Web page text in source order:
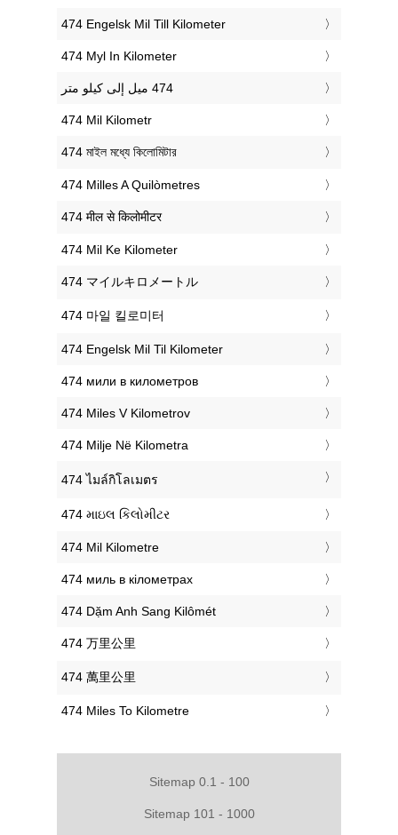
‎474 Engelsk Mil Till Kilometer
‎474 Myl In Kilometer
‎474 Mil Kilometr
‎474 মাইল মধ্যে কিলোমিটার
‎474 Milles A Quilòmetres
‎474 मील से किलोमीटर
‎474 Mil Ke Kilometer
‎474 マイルキロメートル
‎474 마일 킬로미터
‎474 Engelsk Mil Til Kilometer
‎474 мили в километров
‎474 Miles V Kilometrov
‎474 Milje Në Kilometra
‎474 ไมล์กิโลเมตร
‎474 માઇલ કિલોમીટર
‎474 Mil Kilometre
‎474 миль в кілометрах
‎474 Dặm Anh Sang Kilômét
‎474 万里公里
‎474 萬里公里
‎474 Miles To Kilometre
Sitemap 0.1 - 100
Sitemap 101 - 1000